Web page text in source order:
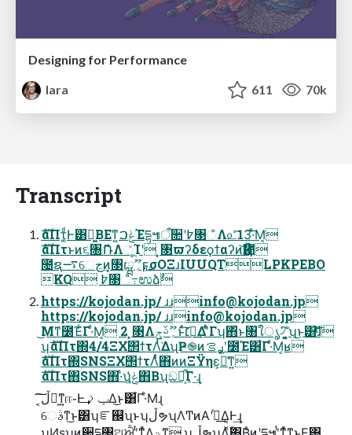
Designing for Performance
lara
611 70k
Transcript
ެࣜαΠτ͚ͩͰ͸ಧ͚ΒΕͳ͍ݟࠐΈདྷ๚ऀ૚ʹ߈৓ஂΛ௨ͯ͡13͠·ͤΜ͔
ެࣜαΠτͱͷ૬৐ޮՌΛૂ͏ͨΊʹ ͓৓ϖʔδεϙϯαʔͷ͝Ҋ಺
೔ຊ࠷େڃͷ͓৓ɾྺ࢙؍ޫϝσΟΞɹIUUQTLPKPEBO
KQ ߈৓ஂ߹ಉձࣾ
https://kojodan.jp/ ɹɹinfo@kojodan.jp
https://kojodan.jp/ ɹɹinfo@kojodan.jp
͜Μͳ೰Έ͋Γ·ͤΜ͔ 2 ͓৓Λ؍ޫࢿݯͱͯ͠׆༻͢Δʹ͋ͨΓʮ΋ͬͱ৘ใൃ৴ͨ͠΄͏͕͍͍ʯ͜ͱ͸֮ࣗͭͭ͠ɺ
ʮެࣜαΠτ΍4/4ΞΧ΢ϯτΛͭ͘ΔʯҎ֎ͷࢪࡦʹ͓೰Έ͸͋Γ·ͤΜ͔ʁ
ެࣜαΠτ΍SNSΞΧ΢ϯτΛͭͬͨ͘΋ͷͷΞΫηε͕૿͑ͳ͍
ެࣜαΠτ΋SNS΋·ͣʮݟ͚ͭͯ΋Β͏ʯඞཁ͕͋Γ·͢ɻ
େࣄͳ͜ͱ͸ʮೝ஌ʯͱʮڵຯʯΛͲͷΑ͏ʹ֫ಘ͢Δ͔Ͱ͢ɻ
ʮ͍͍Ͷʂʯͷ਺͕དྷ৓ଅਐʹͭͳ͕͍ͬͯΔؾ͕͠ͳ͍ ʮڵຯʯΛ࣋ͬͯ΋Β͑ͨͷʹདྷ๚ʹͭͳ͕ͬͯͳ͍ͱ͢Ε͹